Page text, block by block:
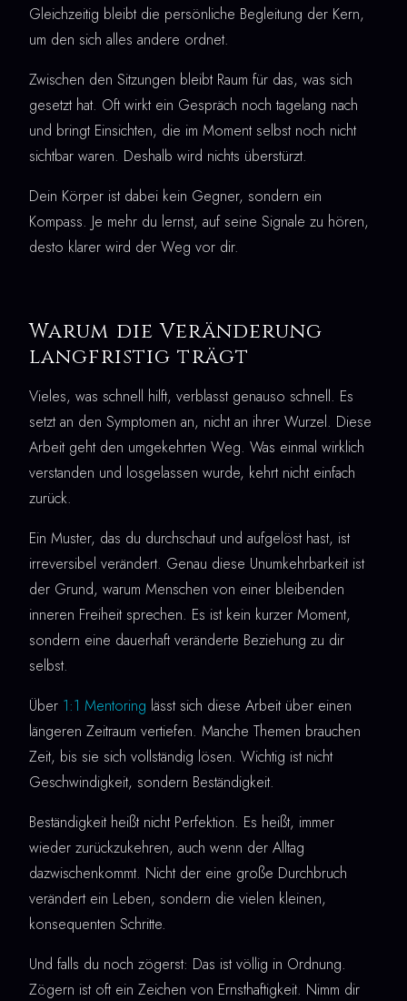
Gleichzeitig bleibt die persönliche Begleitung der Kern,
um den sich alles andere ordnet.
Zwischen den Sitzungen bleibt Raum für das, was sich
gesetzt hat. Oft wirkt ein Gespräch noch tagelang nach
und bringt Einsichten, die im Moment selbst noch nicht
sichtbar waren. Deshalb wird nichts überstürzt.
Dein Körper ist dabei kein Gegner, sondern ein
Kompass. Je mehr du lernst, auf seine Signale zu hören,
desto klarer wird der Weg vor dir.
Warum die Veränderung
langfristig trägt
Vieles, was schnell hilft, verblasst genauso schnell. Es
setzt an den Symptomen an, nicht an ihrer Wurzel. Diese
Arbeit geht den umgekehrten Weg. Was einmal wirklich
verstanden und losgelassen wurde, kehrt nicht einfach
zurück.
Ein Muster, das du durchschaut und aufgelöst hast, ist
irreversibel verändert. Genau diese Unumkehrbarkeit ist
der Grund, warum Menschen von einer bleibenden
inneren Freiheit sprechen. Es ist kein kurzer Moment,
sondern eine dauerhaft veränderte Beziehung zu dir
selbst.
Über 1:1 Mentoring lässt sich diese Arbeit über einen
längeren Zeitraum vertiefen. Manche Themen brauchen
Zeit, bis sie sich vollständig lösen. Wichtig ist nicht
Geschwindigkeit, sondern Beständigkeit.
Beständigkeit heißt nicht Perfektion. Es heißt, immer
wieder zurückzukehren, auch wenn der Alltag
dazwischenkommt. Nicht der eine große Durchbruch
verändert ein Leben, sondern die vielen kleinen,
konsequenten Schritte.
Und falls du noch zögerst: Das ist völlig in Ordnung.
Zögern ist oft ein Zeichen von Ernsthaftigkeit. Nimm dir